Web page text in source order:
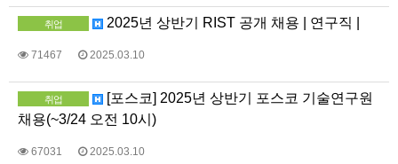
취업 2025년 상반기 RIST 공개 채용 | 연구직 |
71467 2025.03.10
취업
[포스코] 2025년 상반기 포스코 기술연구원
채용(~3/24 오전 10시)
67031 2025.03.10